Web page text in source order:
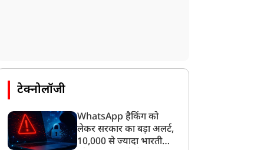
टेक्नोलॉजी
WhatsApp हैकिंग को
लेकर सरकार का बड़ा अलर्ट,
10,000 से ज्यादा भारतीयों